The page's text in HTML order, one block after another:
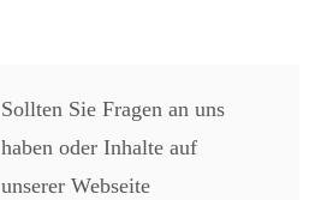
Sollten Sie Fragen an uns
haben oder Inhalte auf
unserer Webseite